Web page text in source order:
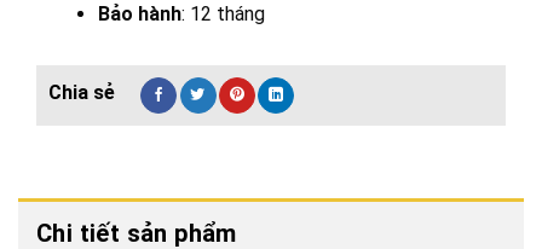
Bảo hành: 12 tháng
Chi tiết sản phẩm